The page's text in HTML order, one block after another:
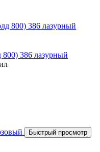
386 лазурный
Быстрый просмотр